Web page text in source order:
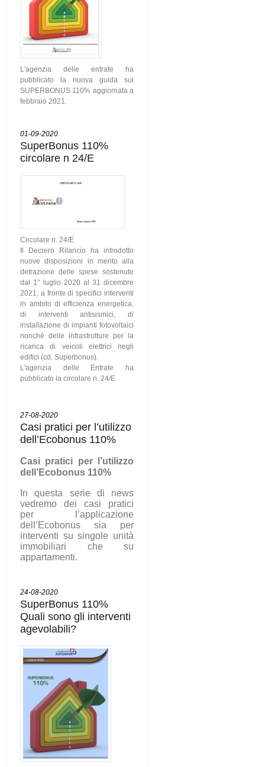
L'agenzia delle entrate ha
pubblicato la nuova guida sul
SUPERBONUS 110% aggiornata a
febbraio 2021.
01-09-2020
SuperBonus 110%
circolare n 24/E
Circolare n. 24/E
Il Decrero Rilancio ha introdotto
nuove disposizioni in merito alla
detrazione delle spese sostenute
dal 1° luglio 2020 al 31 dicembre
2021, a fronte di specifici interventi
in ambito di efficienza energetica,
di interventi antisismici, di
installazione di impianti fotovoltaici
nonché delle infrastrutture per la
ricarica di veicoli elettrici negli
edifici (cd. Superbonus).
L'agenzia delle Entrate ha
pubblicato la circolare n. 24/E
27-08-2020
Casi pratici per l’utilizzo
dell’Ecobonus 110%
Casi pratici per l’utilizzo
dell’Ecobonus 110%
In questa serie di news
vedremo dei casi pratici
per l’applicazione
dell’Ecobonus sia per
interventi su singole unità
immobiliari che su
appartamenti.
24-08-2020
SuperBonus 110%
Quali sono gli interventi
agevolabili?